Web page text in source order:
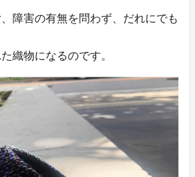
障害の有無を問わず、だれにでも
織物になるのです。